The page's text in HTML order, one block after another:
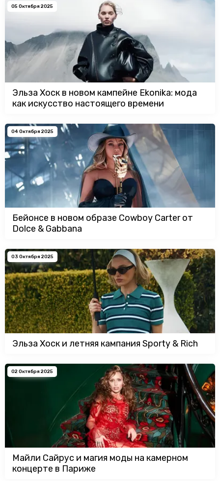
05 Октября 2025
Эльза Хоск в новом кампейне Ekonika: мода
как искусство настоящего времени
04 Октября 2025
Бейонсе в новом образе Cowboy Carter от
Dolce & Gabbana
03 Октября 2025
Эльза Хоск и летняя кампания Sporty & Rich
02 Октября 2025
Майли Сайрус и магия моды на камерном
концерте в Париже